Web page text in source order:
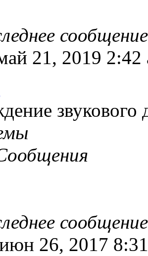
сообщение
21, 2019 2:42
звукового
сообщение
26, 2017